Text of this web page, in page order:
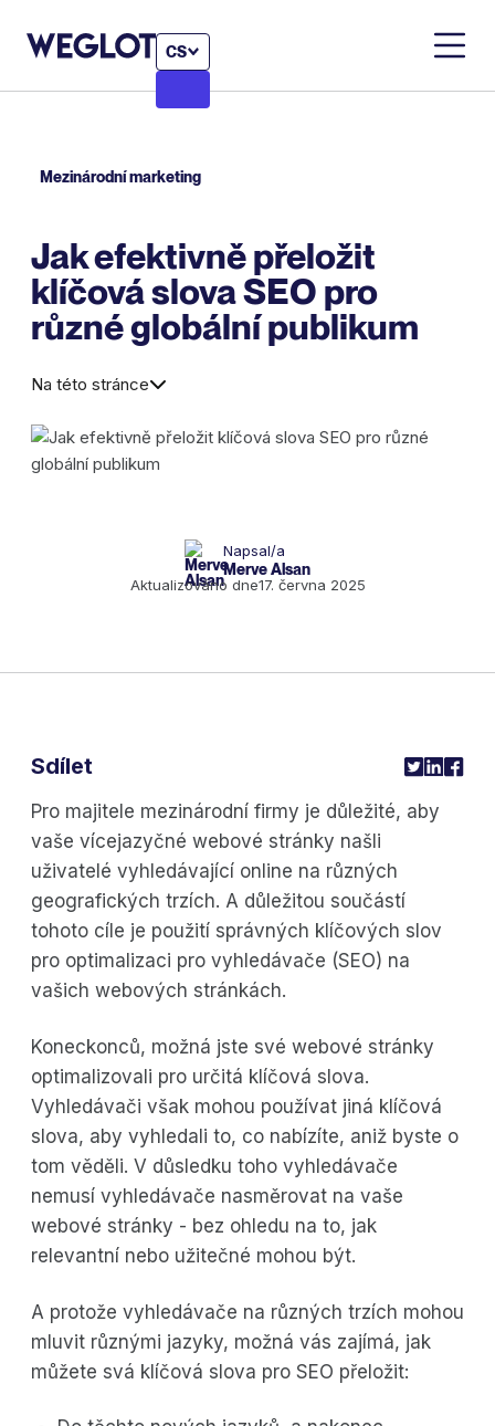
CS
Mezinárodní marketing
Jak efektivně přeložit
klíčová slova SEO pro
různé globální publikum
Na této stránce
Napsal/a
Merve Alsan
Aktualizováno dne17. června 2025
Pro majitele mezinárodní firmy je důležité, aby
vaše vícejazyčné webové stránky našli
uživatelé vyhledávající online na různých
geografických trzích. A důležitou součástí
tohoto cíle je použití správných klíčových slov
pro optimalizaci pro vyhledávače (SEO) na
vašich webových stránkách.
Koneckonců, možná jste své webové stránky
optimalizovali pro určitá klíčová slova.
Vyhledávači však mohou používat jiná klíčová
slova, aby vyhledali to, co nabízíte, aniž byste o
tom věděli. V důsledku toho vyhledávače
nemusí vyhledávače nasměrovat na vaše
webové stránky - bez ohledu na to, jak
relevantní nebo užitečné mohou být.
A protože vyhledávače na různých trzích mohou
mluvit různými jazyky, možná vás zajímá, jak
můžete svá klíčová slova pro SEO přeložit:
Sdílet